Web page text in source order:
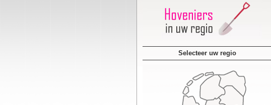
Selecteer uw regio